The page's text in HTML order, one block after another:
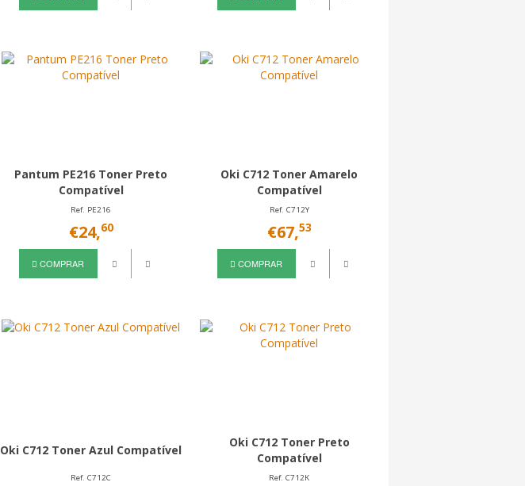
Pantum PE216 Toner Preto
Compatível
Ref. PE216
€24,60
COMPRAR
Oki C712 Toner Amarelo
Compatível
Ref. C712Y
€67,53
COMPRAR
Oki C712 Toner Azul Compatível
Ref. C712C
Oki C712 Toner Preto
Compatível
Ref. C712K